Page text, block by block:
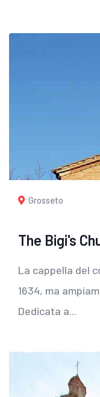
Grosseto
The Bigi's
La cappella del
1634, ma
Dedicata a...